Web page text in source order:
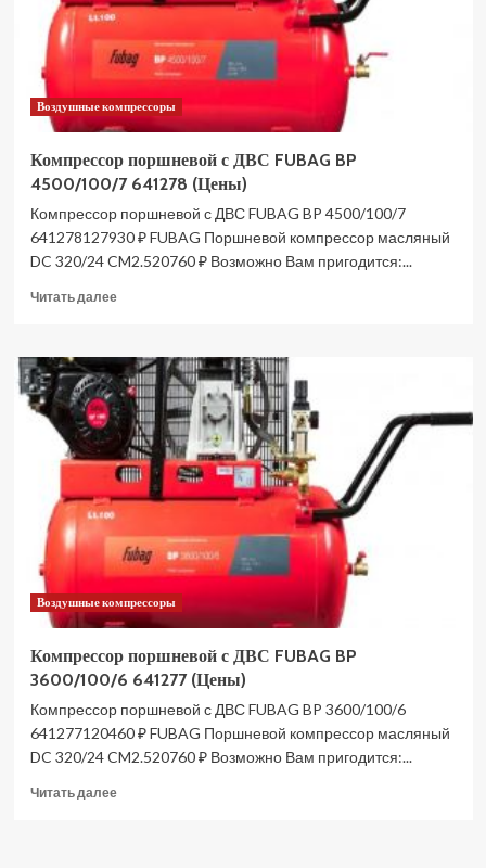
Воздушные компрессоры
Компрессор поршневой с ДВС FUBAG BP
4500/100/7 641278 (Цены)
Компрессор поршневой с ДВС FUBAG BP 4500/100/7
641278127930 ₽ FUBAG Поршневой компрессор масляный
DC 320/24 CM2.520760 ₽ Возможно Вам пригодится:...
Читать далееПрочитать
Компрессор
поршневой
с
ДВС
FUBAG
BP
4500/100/7
641278
(Цены)
Воздушные компрессоры
Компрессор поршневой с ДВС FUBAG BP
3600/100/6 641277 (Цены)
Компрессор поршневой с ДВС FUBAG BP 3600/100/6
641277120460 ₽ FUBAG Поршневой компрессор масляный
DC 320/24 CM2.520760 ₽ Возможно Вам пригодится:...
Читать далееПрочитать